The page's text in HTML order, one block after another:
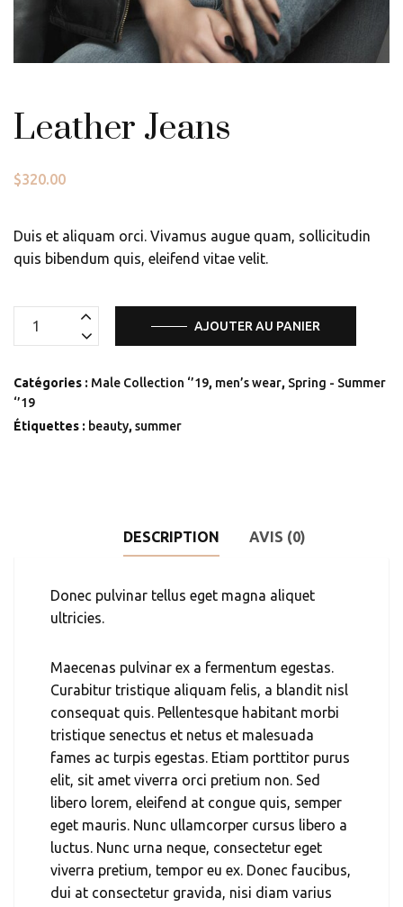
Leather Jeans
$320.00
Duis et aliquam orci. Vivamus augue quam, sollicitudin
quis bibendum quis, eleifend vitae velit.
quantité
Jeans
AJOUTER AU PANIER
Catégories : Male Collection ‘’19, men’s wear, Spring - Summer
‘’19
Étiquettes : beauty,summer
DESCRIPTION AVIS (0)
Donec pulvinar tellus eget magna aliquet
ultricies.
Maecenas pulvinar ex a fermentum egestas.
Curabitur tristique aliquam felis, a blandit nisl
consequat quis. Pellentesque habitant morbi
tristique senectus et netus et malesuada
fames ac turpis egestas. Etiam porttitor purus
elit, sit amet viverra orci pretium non. Sed
libero lorem, eleifend at congue quis, semper
eget mauris. Nunc ullamcorper cursus libero a
luctus. Nunc urna neque, consectetur eget
viverra pretium, tempor eu ex. Donec faucibus,
dui at consectetur gravida, nisi diam varius